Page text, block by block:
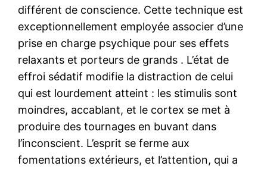
différent de conscience. Cette technique est
exceptionnellement employée associer d’une
prise en charge psychique pour ses effets
relaxants et porteurs de grands . L’état de
effroi sédatif modifie la distraction de celui
qui est lourdement atteint : les stimulis sont
moindres, accablant, et le cortex se met à
produire des tournages en buvant dans
l’inconscient. L’esprit se ferme aux
fomentations extérieurs, et l’attention, qui a